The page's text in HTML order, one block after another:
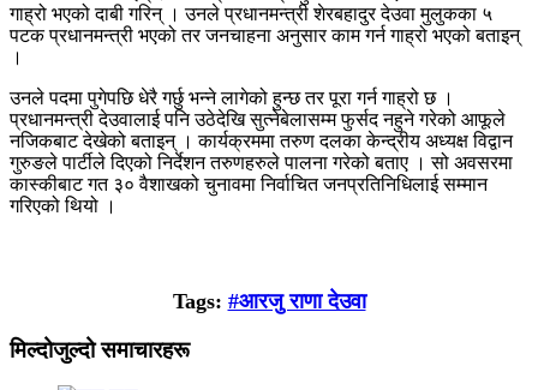
गाह्रो भएको दाबी गरिन् । उनले प्रधानमन्त्री शेरबहादुर देउवा मुलुकका ५
पटक प्रधानमन्त्री भएको तर जनचाहना अनुसार काम गर्न गाह्रो भएको बताइन्
।
उनले पदमा पुगेपछि धेरै गर्छु भन्ने लागेको हुन्छ तर पूरा गर्न गाह्रो छ ।
प्रधानमन्त्री देउवालाई पनि उठेदेखि सुत्नेबेलासम्म फुर्सद नहुने गरेको आफूले
नजिकबाट देखेको बताइन् । कार्यक्रममा तरुण दलका केन्द्रीय अध्यक्ष विद्वान
गुरुङले पार्टीले दिएको निर्देशन तरुणहरुले पालना गरेको बताए । सो अवसरमा
कास्कीबाट गत ३० वैशाखको चुनावमा निर्वाचित जनप्रतिनिधिलाई सम्मान
गरिएको थियो ।
Tags: #आरजु राणा देउवा
मिल्दोजुल्दो समाचारहरू